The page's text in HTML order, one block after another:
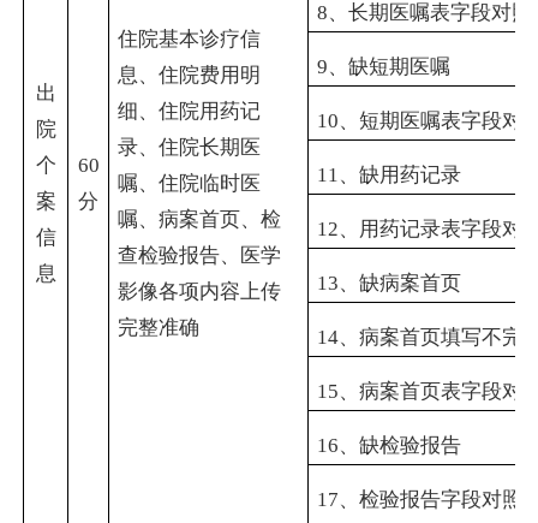
出
院
个
案
信
息
60
分
住院基本诊疗信
息、住院费用明
细、住院用药记
录、住院长期医
嘱、住院临时医
嘱、病案首页、检
查检验报告、医学
影像各项内容上传
完整准确
8、长期医嘱表字段对照
9、缺短期医嘱
10、短期医嘱表字段对
11、缺用药记录
12、用药记录表字段对
13、缺病案首页
14、病案首页填写不完
15、病案首页表字段对
16、缺检验报告
17、检验报告字段对照